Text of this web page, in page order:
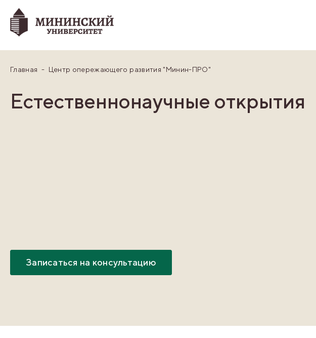
Главная Центр опережающего развития "Минин-ПРО"
Естественнонаучные открытия
Записаться на консультацию